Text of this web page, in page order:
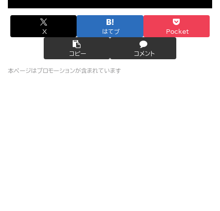
X はてブ Pocket
コピー コメント
本ページはプロモーションが含まれています